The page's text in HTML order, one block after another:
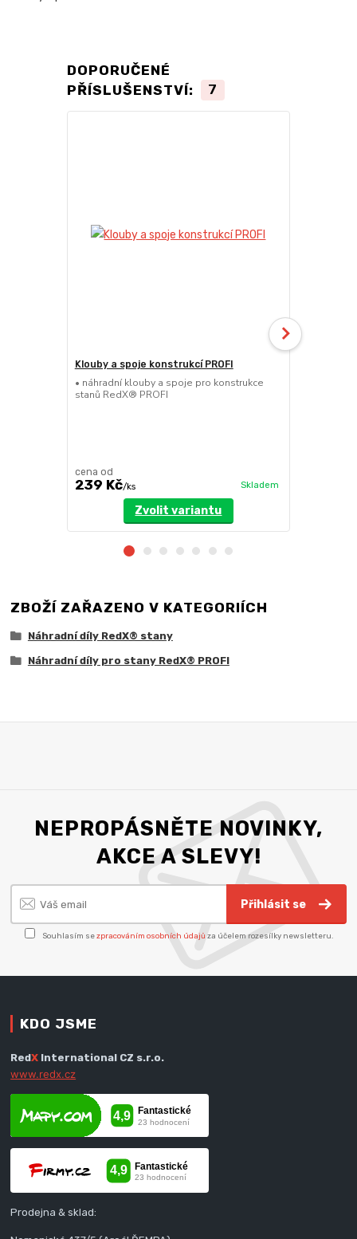
DOPORUČENÉ
PŘÍSLUŠENSTVÍ:
7
Klouby a spoje konstrukcí PROFI
• náhradní klouby a spoje pro konstrukce
stanů RedX® PROFI
cena od
239 Kč/ks Skladem
Zvolit variantu
ZBOŽÍ ZAŘAZENO V KATEGORIÍCH
Náhradní díly RedX® stany
Náhradní díly pro stany RedX® PROFI
NEPROPÁSNĚTE NOVINKY,
AKCE A SLEVY!
Přihlásit se
Souhlasím sezpracováním osobních údajů za účelem rozesílky newsletteru.
KDO JSME
RedX International CZ s.r.o.
www.redx.cz
Prodejna & sklad: